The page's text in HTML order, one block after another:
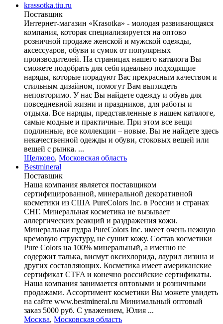
krassotka.tiu.ru
Поставщик
Интернет-магазин «Krasotka» - молодая развивающаяся
компания, которая специализируется на оптово
розничной продаже женской и мужской одежды,
аксессуаров, обуви и сумок от популярных
производителей. На страницах нашего каталога Вы
сможете подобрать для себя идеально подходящие
наряды, которые порадуют Вас прекрасным качеством и
стильным дизайном, помогут Вам выглядеть
неповторимо. У нас Вы найдете одежду и обувь для
повседневной жизни и праздников, для работы и
отдыха. Все наряды, представленные в нашем каталоге,
самые модные и практичные. При этом все вещи
подлинные, все коллекции – новые. Вы не найдете здесь
некачественной одежды и обуви, стоковых вещей или
вещей с рынка. ...
Щелково, Московская область
Bestmineral
Поставщик
Наша компания является поставщиком
сертифицированной, минеральной декоративной
косметики из США PureColors Inc. в России и странах
СНГ. Минеральная косметика не вызывает
аллергических реакций и раздражения кожи.
Минеральная пудра PureColors Inc. имеет очень нежную
кремовую структуру, не сушит кожу. Состав косметики
Pure Colors на 100% минеральный, а именно не
содержит талька, висмут оксихлорида, лаурил лизина и
других составляющих. Косметика имеет американские
сертификат CTFA и конечно российские сертификаты.
Наша компания занимается оптовыми и розничными
продажами. Ассортимент косметики Вы можете увидеть
на сайте www.bestmineral.ru Минимальный оптовый
заказ 5000 руб. С уважением, Юлия ...
Москва, Московская область